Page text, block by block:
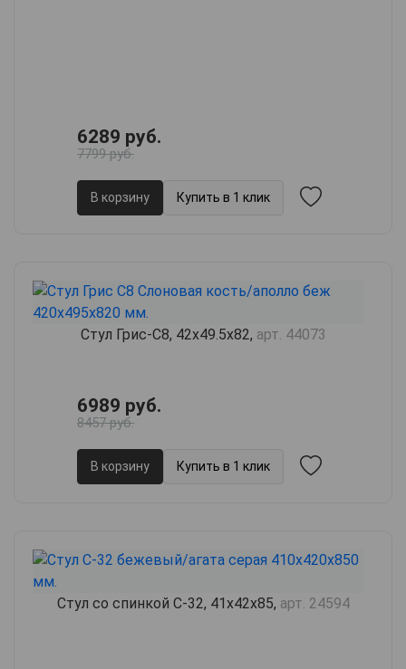
6289 руб.
7799 руб.
В корзину Купить в 1 клик
Стул Грис-С8, 42х49.5х82, арт. 44073
6989 руб.
8457 руб.
В корзину Купить в 1 клик
Стул со спинкой С-32, 41х42х85, арт. 24594